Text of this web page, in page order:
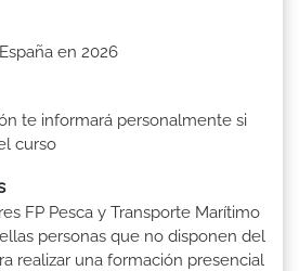
en 2026
te informará personalmente si
curso
FP Pesca y Transporte Marítimo
personas que no disponen del
realizar una formación presencial